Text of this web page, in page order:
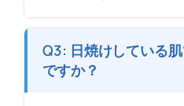
Q3: 日焼けしている
ですか？